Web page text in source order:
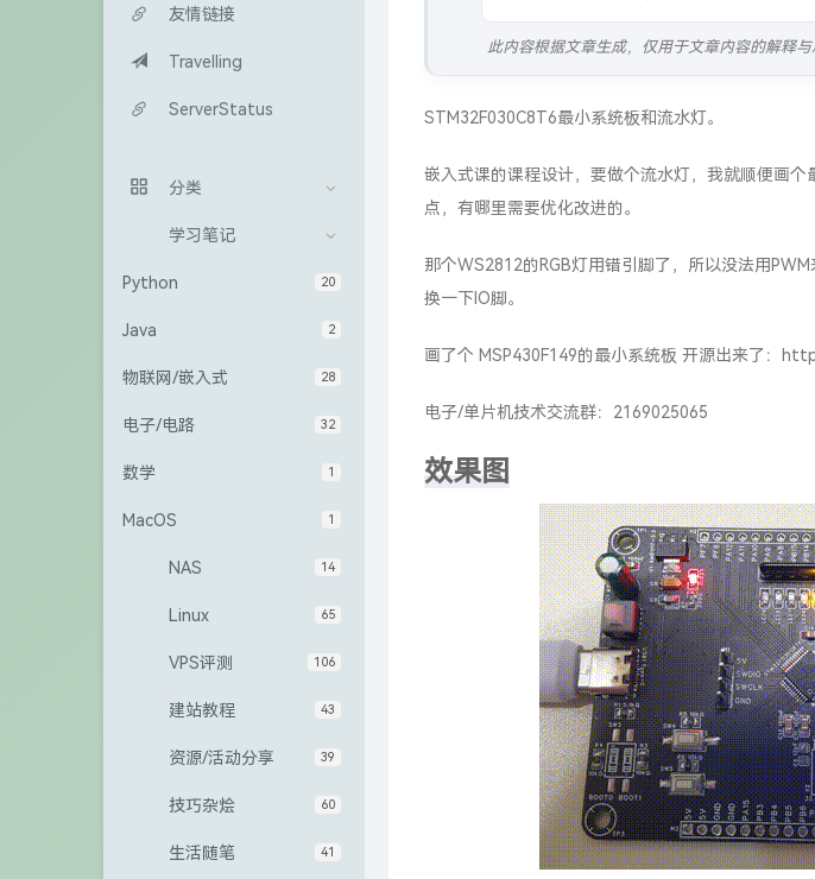
友情链接
Travelling
ServerStatus
分类
学习笔记
20
Python
2
Java
28
物联网/嵌入式
32
电子/电路
1
数学
1
MacOS
14
NAS
65
Linux
106
VPS评测
43
建站教程
39
资源/活动分享
60
技巧杂烩
41
生活随笔
此内容根据文章生成，仅用于文章内容的解释与
STM32F030C8T6最小系统板和流水灯。
嵌入式课的课程设计，要做个流水灯，我就顺便画
点，有哪里需要优化改进的。
那个WS2812的RGB灯用错引脚了，所以没法用
换一下IO脚。
画了个 MSP430F149的最小系统板 开源出来了：
电子/单片机技术交流群： 2169025065
效果图